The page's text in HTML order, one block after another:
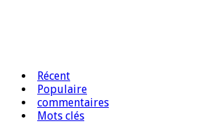
Récent
Populaire
commentaires
Mots clés